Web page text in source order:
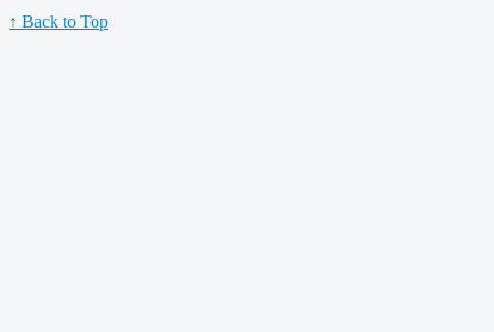
↑ Back to Top